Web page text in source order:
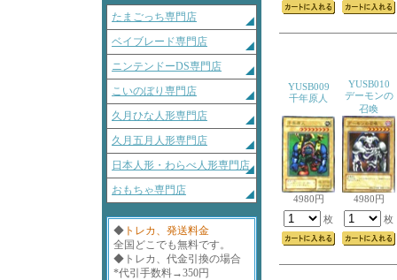
たまごっち専門店
ベイブレード専門店
ニンテンドーDS専門店
こいのぼり専門店
久月ひな人形専門店
久月五月人形専門店
日本人形・わらべ人形専門店
おもちゃ専門店
◆ トレカ、発送料金
全国どこでも無料です。
◆トレカ、代金引換の場合
*代引手数料→350円
YUSB009
千年原人
4980円
枚
YUSB010
デーモンの
召喚
4980円
枚